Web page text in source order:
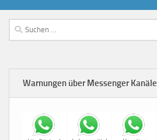
Suchen
nach:
Warnungen über Messenger Kanäle